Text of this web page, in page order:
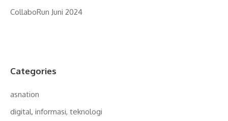
CollaboRun Juni 2024
Categories
asnation
digital, informasi, teknologi